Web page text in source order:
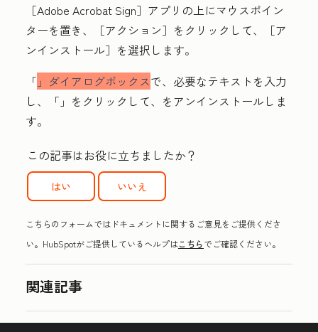
［Adobe Acrobat Sign］アプリの上にマウスポイン
ターを置き、
［アクション］をクリックして、
［ア
ンインストール］を選択します。
「 」ダイアログボックスで、必要なテキストを入力
し、「 」をクリックして、 をアンインストールしま
す。
この記事はお役に立ちましたか？
はい いいえ
こちらのフォームではドキュメントに関するご意見をご提供くださ
い。HubSpotがご提供しているヘルプはこちらでご確認ください。
関連記事